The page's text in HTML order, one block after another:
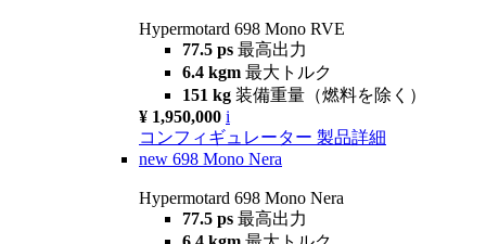
Hypermotard 698 Mono RVE
77.5 ps 最高出力
6.4 kgm 最大トルク
151 kg 装備重量（燃料を除く）
¥ 1,950,000 i
コンフィギュレーター 製品詳細
new 698 Mono Nera
Hypermotard 698 Mono Nera
77.5 ps 最高出力